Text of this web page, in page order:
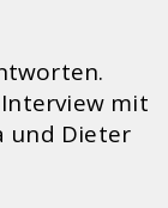
Interview mit
und Dieter